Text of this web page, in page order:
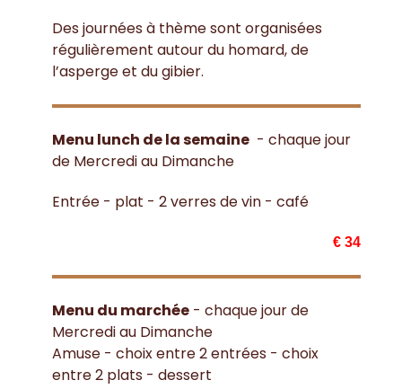
Des journées à thème sont organisées
régulièrement autour du homard, de
l’asperge et du gibier.
Menu lunch de la semaine - chaque jour
de Mercredi au Dimanche
Entrée - plat - 2 verres de vin - café
€ 34
Menu du marchée - chaque jour de
Mercredi au Dimanche
Amuse - choix entre 2 entrées - choix
entre 2 plats - dessert